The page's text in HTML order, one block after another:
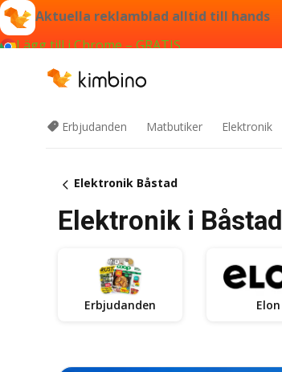
Aktuella reklamblad alltid till hands
Lägg till i Chrome – GRATIS
Erbjudanden Matbutiker Elektronik
Elektronik Båstad
Elektronik i Båstad
Erbjudanden Elon